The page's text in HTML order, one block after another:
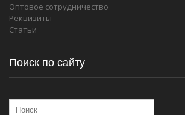
Оптовое сотрудничество
Реквизиты
Статьи
Поиск по сайту